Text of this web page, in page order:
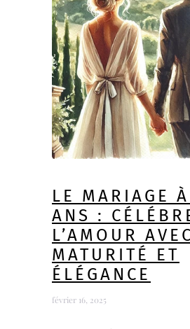
LE MARIAGE
ANS :
L’AMOUR AVEC
MATURITÉ ET
ÉLÉGANCE
février 16, 2025